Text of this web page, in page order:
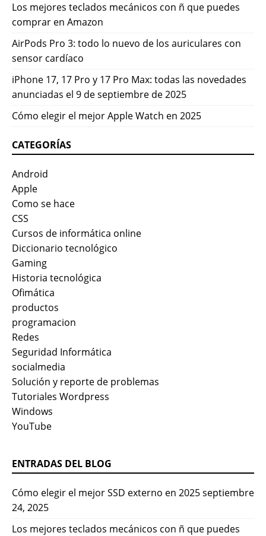
Los mejores teclados mecánicos con ñ que puedes
comprar en Amazon
AirPods Pro 3: todo lo nuevo de los auriculares con
sensor cardíaco
iPhone 17, 17 Pro y 17 Pro Max: todas las novedades
anunciadas el 9 de septiembre de 2025
Cómo elegir el mejor Apple Watch en 2025
CATEGORÍAS
Android
Apple
Como se hace
CSS
Cursos de informática online
Diccionario tecnológico
Gaming
Historia tecnológica
Ofimática
productos
programacion
Redes
Seguridad Informática
socialmedia
Solución y reporte de problemas
Tutoriales Wordpress
Windows
YouTube
ENTRADAS DEL BLOG
Cómo elegir el mejor SSD externo en 2025septiembre
24, 2025
Los mejores teclados mecánicos con ñ que puedes